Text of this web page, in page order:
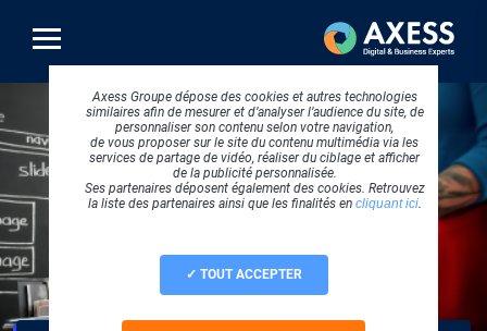
contenu
principal
Axess Groupe dépose des cookies et autres technologies
similaires afin de mesurer et d’analyser l’audience du site, de
personnaliser son contenu selon votre navigation,
de vous proposer sur le site du contenu multimédia via les
services de partage de vidéo, réaliser du ciblage et afficher
de la publicité personnalisée.
Ses partenaires déposent également des cookies. Retrouvez
la liste des partenaires ainsi que les finalités en cliquant ici.
TOUT ACCEPTER